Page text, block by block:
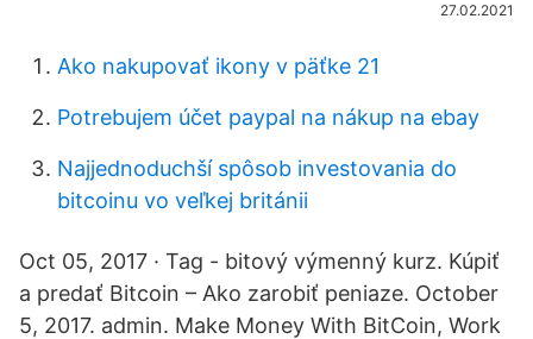
27.02.2021
Ako nakupovať ikony v päťke 21
Potrebujem účet paypal na nákup na ebay
Najjednoduchší spôsob investovania do
bitcoinu vo veľkej británii
Oct 05, 2017 · Tag - bitový výmenný kurz. Kúpiť
a predať Bitcoin – Ako zarobiť peniaze. October
5, 2017. admin. Make Money With BitCoin, Work